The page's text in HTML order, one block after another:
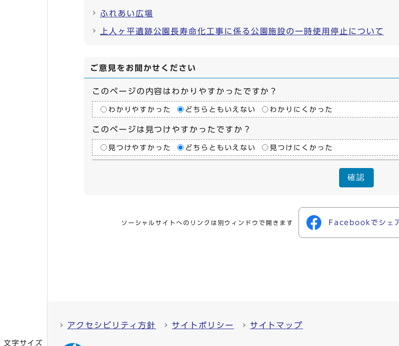
文字サイズ
ふれあい広場
上人ヶ平遺跡公園長寿命化工事に係る公園施設の一時使用停止について
ご意見をお聞かせください
このページの内容はわかりやすかったですか？
わかりやすかった どちらともいえない わかりにくかった
このページは見つけやすかったですか？
見つけやすかった どちらともいえない 見つけにくかった
確認
ソーシャルサイトへのリンクは別ウィンドウで開きます Facebookでシェ
アクセシビリティ方針 サイトポリシー サイトマップ